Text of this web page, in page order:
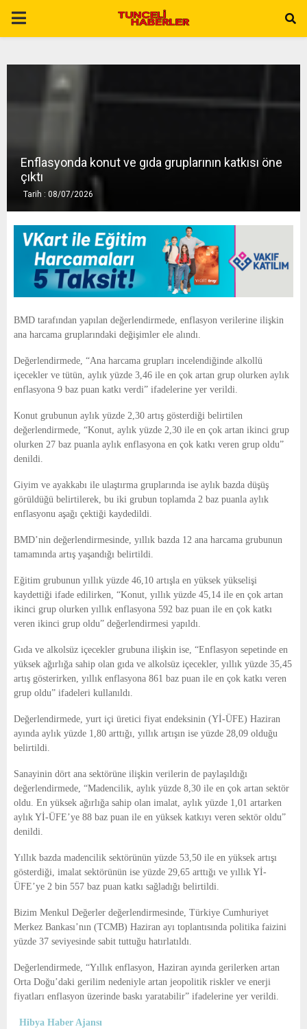
P
A
E
U
Enflasyonda konut ve gıda gruplarının katkısı öne
çıktı
Tarih : 08/07/2026
BMD tarafından yapılan değerlendirmede, enflasyon verilerine ilişkin
ana harcama gruplarındaki değişimler ele alındı.
Değerlendirmede, “Ana harcama grupları incelendiğinde alkollü
içecekler ve tütün, aylık yüzde 3,46 ile en çok artan grup olurken aylık
enflasyona 9 baz puan katkı verdi” ifadelerine yer verildi.
Konut grubunun aylık yüzde 2,30 artış gösterdiği belirtilen
değerlendirmede, “Konut, aylık yüzde 2,30 ile en çok artan ikinci grup
olurken 27 baz puanla aylık enflasyona en çok katkı veren grup oldu”
denildi.
Giyim ve ayakkabı ile ulaştırma gruplarında ise aylık bazda düşüş
görüldüğü belirtilerek, bu iki grubun toplamda 2 baz puanla aylık
enflasyonu aşağı çektiği kaydedildi.
BMD’nin değerlendirmesinde, yıllık bazda 12 ana harcama grubunun
tamamında artış yaşandığı belirtildi.
Eğitim grubunun yıllık yüzde 46,10 artışla en yüksek yükselişi
kaydettiği ifade edilirken, “Konut, yıllık yüzde 45,14 ile en çok artan
ikinci grup olurken yıllık enflasyona 592 baz puan ile en çok katkı
veren ikinci grup oldu” değerlendirmesi yapıldı.
Gıda ve alkolsüz içecekler grubuna ilişkin ise, “Enflasyon sepetinde en
yüksek ağırlığa sahip olan gıda ve alkolsüz içecekler, yıllık yüzde 35,45
artış gösterirken, yıllık enflasyona 861 baz puan ile en çok katkı veren
grup oldu” ifadeleri kullanıldı.
Değerlendirmede, yurt içi üretici fiyat endeksinin (Yİ-ÜFE) Haziran
ayında aylık yüzde 1,80 arttığı, yıllık artışın ise yüzde 28,09 olduğu
belirtildi.
Sanayinin dört ana sektörüne ilişkin verilerin de paylaşıldığı
değerlendirmede, “Madencilik, aylık yüzde 8,30 ile en çok artan sektör
oldu. En yüksek ağırlığa sahip olan imalat, aylık yüzde 1,01 artarken
aylık Yİ-ÜFE’ye 88 baz puan ile en yüksek katkıyı veren sektör oldu”
denildi.
Yıllık bazda madencilik sektörünün yüzde 53,50 ile en yüksek artışı
gösterdiği, imalat sektörünün ise yüzde 29,65 arttığı ve yıllık Yİ-
ÜFE’ye 2 bin 557 baz puan katkı sağladığı belirtildi.
Bizim Menkul Değerler değerlendirmesinde, Türkiye Cumhuriyet
Merkez Bankası’nın (TCMB) Haziran ayı toplantısında politika faizini
yüzde 37 seviyesinde sabit tuttuğu hatırlatıldı.
Değerlendirmede, “Yıllık enflasyon, Haziran ayında gerilerken artan
Orta Doğu’daki gerilim nedeniyle artan jeopolitik riskler ve enerji
fiyatları enflasyon üzerinde baskı yaratabilir” ifadelerine yer verildi.
Hibya Haber Ajansı